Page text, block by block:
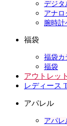
デジタ
アナロ
腕時計
福袋
福袋カ
福袋
アウトレット
レディース
アパレル
アパレ